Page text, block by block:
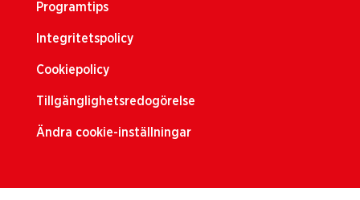
Programtips
Integritetspolicy
Cookiepolicy
Tillgänglighetsredogörelse
Ändra cookie-inställningar